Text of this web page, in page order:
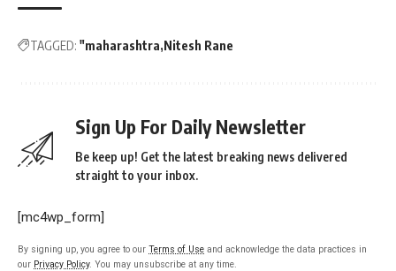
TAGGED: "maharashtra Nitesh Rane
Sign Up For Daily Newsletter
Be keep up! Get the latest breaking news delivered
straight to your inbox.
[mc4wp_form]
By signing up, you agree to our Terms of Use and acknowledge the data practices in
our Privacy Policy. You may unsubscribe at any time.